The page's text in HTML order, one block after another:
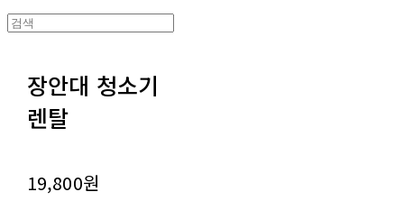
장안대 청소기
렌탈
19,800원